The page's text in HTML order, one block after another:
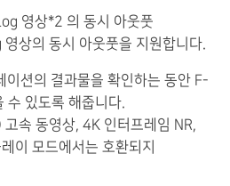
영상*2 의 동시 아웃풋
상의 동시 아웃풋을 지원합니다.
이션의 결과물을 확인하는 동안 F-
수 있도록 해줍니다.
속 동영상, 4K 인터프레임 NR,
이 모드에서는 호환되지